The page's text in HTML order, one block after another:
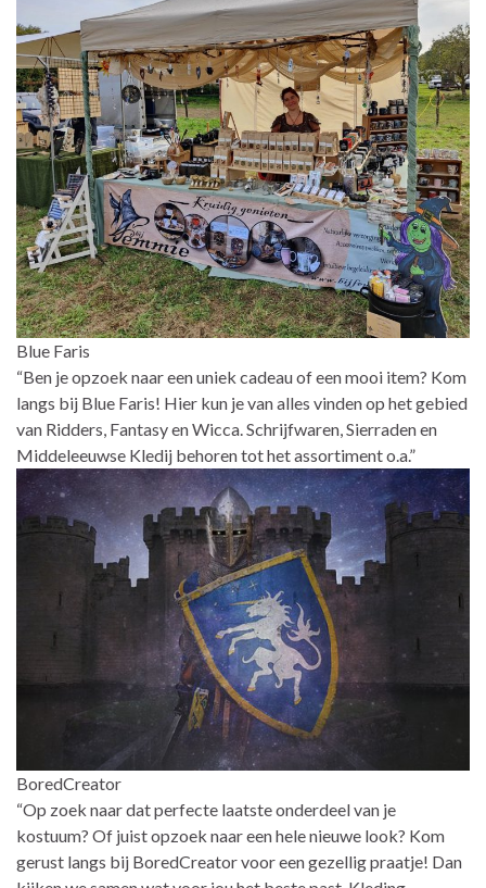
Blue Faris
“Ben je opzoek naar een uniek cadeau of een mooi item? Kom
langs bij Blue Faris! Hier kun je van alles vinden op het gebied
van Ridders, Fantasy en Wicca. Schrijfwaren, Sierraden en
Middeleeuwse Kledij behoren tot het assortiment o.a.”
BoredCreator
“Op zoek naar dat perfecte laatste onderdeel van je
kostuum? Of juist opzoek naar een hele nieuwe look? Kom
gerust langs bij BoredCreator voor een gezellig praatje! Dan